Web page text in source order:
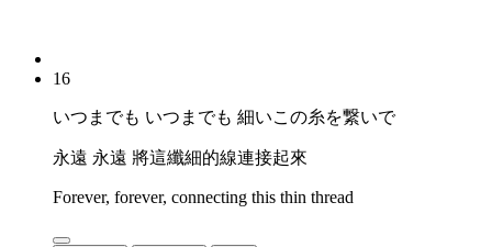
16
いつまでも いつまでも 細いこの糸を繋いで
永遠 永遠 將這纖細的線連接起來
Forever, forever, connecting this thin thread